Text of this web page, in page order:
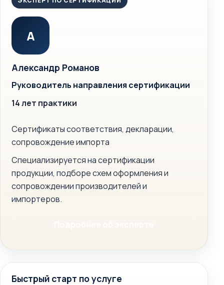
А
Александр Романов
Руководитель направления сертификации
14 лет практики
Сертификаты соответствия, декларации,
сопровождение импорта
Специализируется на сертификации
продукции, подборе схем оформления и
сопровождении производителей и
импортеров.
Быстрый старт по услуге